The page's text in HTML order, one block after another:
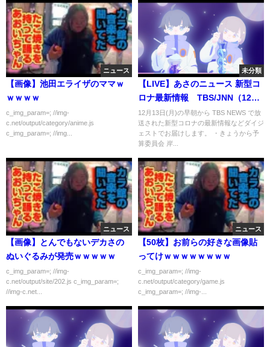
ニュース
【画像】池田エライザのママｗ
ｗｗｗｗ
c_img_param=; //img-
c.net/output/category/anime.js
c_img_param=; //img...
未分類
【LIVE】あさのニュース 新型コ
ロナ最新情報 TBS/JNN（12月
13日）
12月13日(月)の早朝から TBS NEWS で放
送された新型コロナの最新情報などダイジ
ェストでお届けします。 ・きょうから予
算委員会 岸...
ニュース
【画像】とんでもないデカさの
ぬいぐるみが発売ｗｗｗｗｗ
c_img_param=; //img-
c.net/output/site/202.js c_img_param=;
//img-c.net...
ニュース
【50枚】お前らの好きな画像貼
ってけｗｗｗｗｗｗｗｗ
c_img_param=; //img-
c.net/output/category/game.js
c_img_param=; //img-...